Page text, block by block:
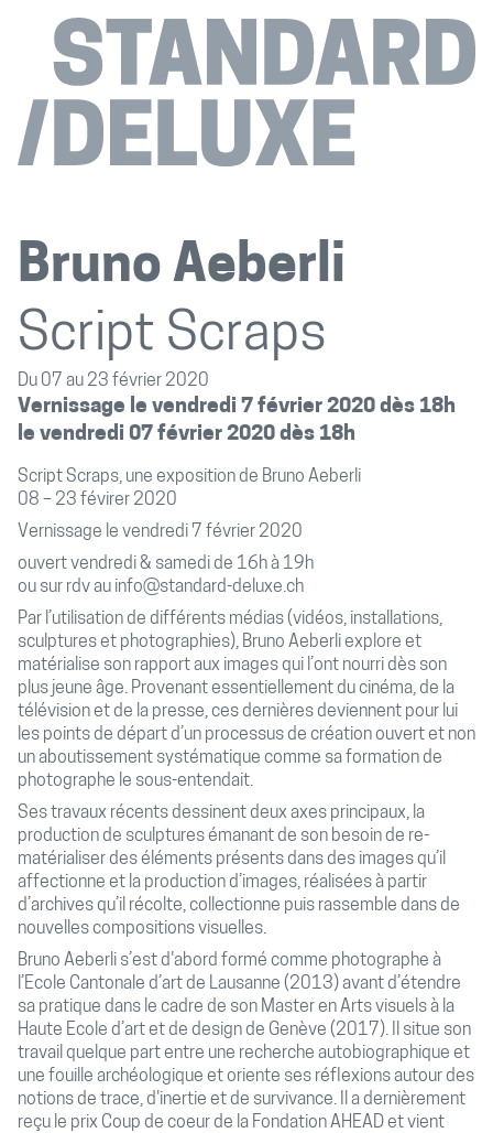
Bruno Aeberli
Script Scraps
Du 07 au 23 février 2020
Vernissage le vendredi 7 février 2020 dès 18h
le vendredi 07 février 2020 dès 18h
Script Scraps, une exposition de Bruno Aeberli
08 – 23 févirer 2020
Vernissage le vendredi 7 février 2020
ouvert vendredi & samedi de 16h à 19h
ou sur rdv au info@standard-deluxe.ch
Par l’utilisation de différents médias (vidéos, installations,
sculptures et photographies), Bruno Aeberli explore et
matérialise son rapport aux images qui l’ont nourri dès son
plus jeune âge. Provenant essentiellement du cinéma, de la
télévision et de la presse, ces dernières deviennent pour lui
les points de départ d’un processus de création ouvert et non
un aboutissement systématique comme sa formation de
photographe le sous-entendait.
Ses travaux récents dessinent deux axes principaux, la
production de sculptures émanant de son besoin de re-
matérialiser des éléments présents dans des images qu’il
affectionne et la production d’images, réalisées à partir
d’archives qu’il récolte, collectionne puis rassemble dans de
nouvelles compositions visuelles.
Bruno Aeberli s’est d'abord formé comme photographe à
l’Ecole Cantonale d’art de Lausanne (2013) avant d’étendre
sa pratique dans le cadre de son Master en Arts visuels à la
Haute Ecole d’art et de design de Genève (2017). Il situe son
travail quelque part entre une recherche autobiographique et
une fouille archéologique et oriente ses réflexions autour des
notions de trace, d'inertie et de survivance. Il a dernièrement
reçu le prix Coup de coeur de la Fondation AHEAD et vient